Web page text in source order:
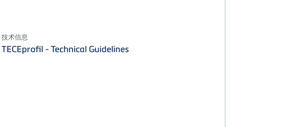
技术信息
TECEprofil - Technical Guidelines